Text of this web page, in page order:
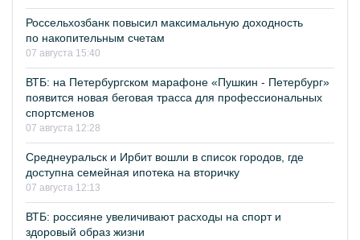
Россельхозбанк повысил максимальную доходность
по накопительным счетам
07 августа 15:40
ВТБ: на Петербургском марафоне «Пушкин - Петербург»
появится новая беговая трасса для профессиональных
спортсменов
07 августа 12:28
Среднеуральск и Ирбит вошли в список городов, где
доступна семейная ипотека на вторичку
07 августа 12:13
ВТБ: россияне увеличивают расходы на спорт и
здоровый образ жизни